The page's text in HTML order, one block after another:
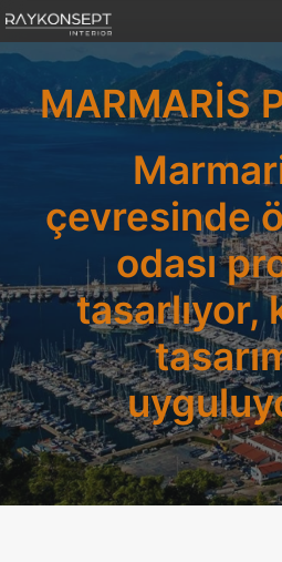
Nasıl
İç Mimarlık
Hizmet
Yurt Dışı &
TR
MARMARIS
çevresinde
odası
tasarlıyor,